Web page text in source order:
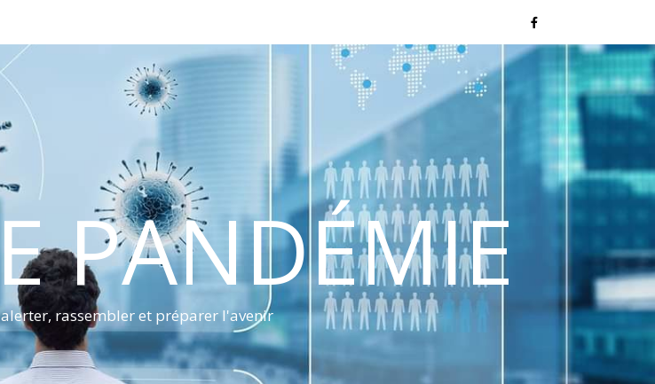
PANDÉMIE
rassembler et préparer l'avenir